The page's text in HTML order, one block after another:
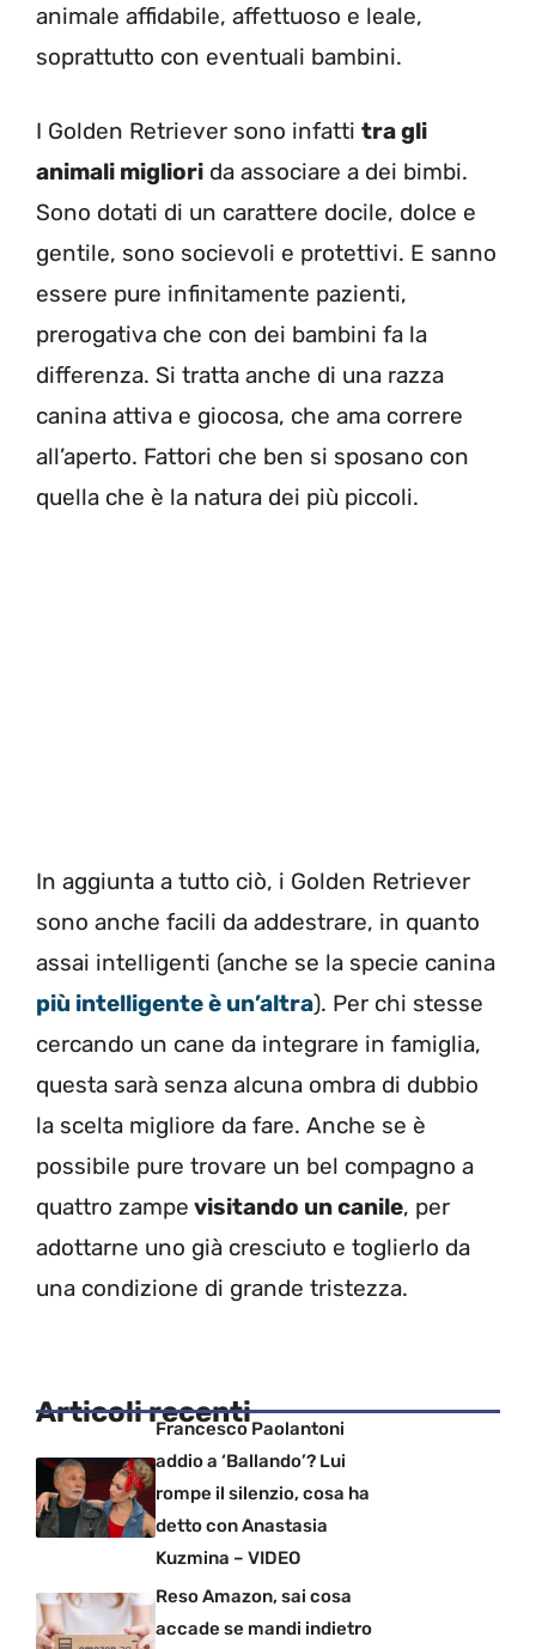
animale affidabile, affettuoso e leale,
soprattutto con eventuali bambini.
I Golden Retriever sono infatti tra gli
animali migliori da associare a dei bimbi.
Sono dotati di un carattere docile, dolce e
gentile, sono socievoli e protettivi. E sanno
essere pure infinitamente pazienti,
prerogativa che con dei bambini fa la
differenza. Si tratta anche di una razza
canina attiva e giocosa, che ama correre
all’aperto. Fattori che ben si sposano con
quella che è la natura dei più piccoli.
In aggiunta a tutto ciò, i Golden Retriever
sono anche facili da addestrare, in quanto
assai intelligenti (anche se la specie canina
più intelligente è un’altra). Per chi stesse
cercando un cane da integrare in famiglia,
questa sarà senza alcuna ombra di dubbio
la scelta migliore da fare. Anche se è
possibile pure trovare un bel compagno a
quattro zampe visitando un canile, per
adottarne uno già cresciuto e toglierlo da
una condizione di grande tristezza.
Articoli recentiFrancesco Paolantoni
addio a ‘Ballando’? Lui
rompe il silenzio, cosa ha
detto con Anastasia
Kuzmina – VIDEO
Reso Amazon, sai cosa
accade se mandi indietro